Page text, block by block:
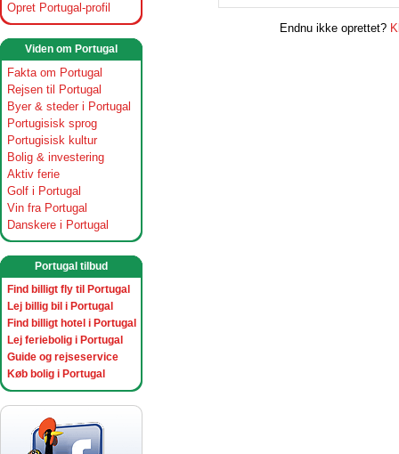
Opret Portugal-profil
Viden om Portugal
Fakta om Portugal
Rejsen til Portugal
Byer & steder i Portugal
Portugisisk sprog
Portugisisk kultur
Bolig & investering
Aktiv ferie
Golf i Portugal
Vin fra Portugal
Danskere i Portugal
Portugal tilbud
Find billigt fly til Portugal
Lej billig bil i Portugal
Find billigt hotel i Portugal
Lej feriebolig i Portugal
Guide og rejseservice
Køb bolig i Portugal
Endnu ikke oprettet?